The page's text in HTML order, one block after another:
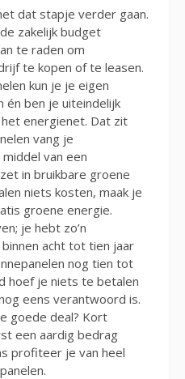
dat stapje verder gaan.
zakelijk budget
te raden om
te kopen of te leasen.
kun je je eigen
én ben je uiteindelijk
energienet. Dat zit
vang je
van een
in bruikbare groene
niets kosten, maak je
groene energie.
je hebt zo’n
acht tot tien jaar
nog tien tot
hoef je niets te betalen
eens verantwoord is.
goede deal? Kort
een aardig bedrag
profiteer je van heel